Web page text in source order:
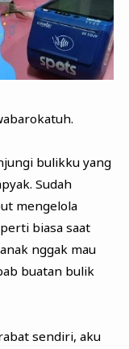
bulikku yang
Sudah
mengelola
biasa saat
nggak mau
buatan bulik
sendiri, aku